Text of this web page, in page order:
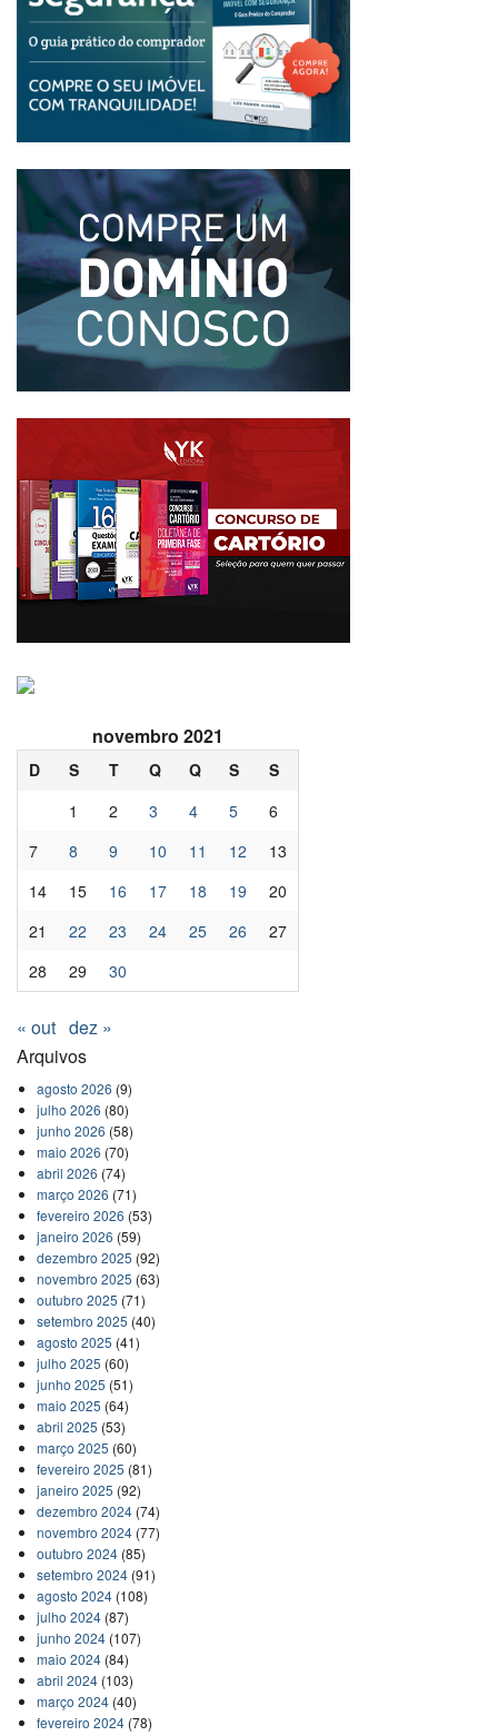
novembro 2021
D S T Q Q S
S
1
2 3 4 5
6
7
8 9 10 11 12
13
14
15 16 17 18 19
20
21
22 23 24 25 26
27
28
29 30
« out dez »
Arquivos
agosto 2026 (9)
julho 2026 (80)
junho 2026 (58)
maio 2026 (70)
abril 2026 (74)
março 2026 (71)
fevereiro 2026 (53)
janeiro 2026 (59)
dezembro 2025 (92)
novembro 2025 (63)
outubro 2025 (71)
setembro 2025 (40)
agosto 2025 (41)
julho 2025 (60)
junho 2025 (51)
maio 2025 (64)
abril 2025 (53)
março 2025 (60)
fevereiro 2025 (81)
janeiro 2025 (92)
dezembro 2024(74)
novembro 2024(77)
outubro 2024(85)
setembro 2024(91)
agosto 2024(108)
julho 2024(87)
junho 2024(107)
maio 2024(84)
abril 2024(103)
março 2024(40)
fevereiro 2024(78)